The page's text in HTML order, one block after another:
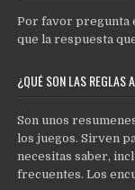
Por favor pregunta
que la respuesta
¿QUÉ SON LAS REGLAS
Son unos
los juegos. Sirven
necesitas saber,
frecuentes. Los